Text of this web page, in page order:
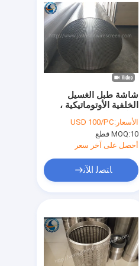
شاشة طبل الغسيل
الخلفية الأوتوماتيكية ،
شبكة شاشة التفاف
الأسلاك 600 مم
الأسعار:USD 100/PC
MOQ:10 قطع
أحصل على آخر سعر
ﺎﺘﺼﻟ ﺍﻶﻧ